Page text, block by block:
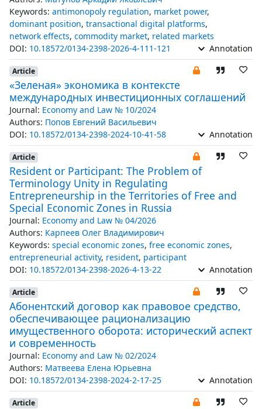
Keywords: antimonopoly regulation, market power,
dominant position, transactional digital platforms,
network effects, commodity market, related markets
DOI: 10.18572/0134-2398-2026-4-111-121 Annotation
Article
«Зеленая» экономика в контексте
международных инвестиционных соглашений
Journal: Economy and Law № 10/2024
Authors: Попов Евгений Васильевич
DOI: 10.18572/0134-2398-2024-10-41-58 Annotation
Article
Resident or Participant: The Problem of
Terminology Unity in Regulating
Entrepreneurship in the Territories of Free and
Special Economic Zones in Russia
Journal: Economy and Law № 04/2026
Authors: Карпеев Олег Владимирович
Keywords: special economic zones, free economic zones,
entrepreneurial activity, resident, participant
DOI: 10.18572/0134-2398-2026-4-13-22 Annotation
Article
Абонентский договор как правовое средство,
обеспечивающее рационализацию
имущественного оборота: исторический аспект
и современность
Journal: Economy and Law № 02/2024
Authors: Матвеева Елена Юрьевна
DOI: 10.18572/0134-2398-2024-2-17-25 Annotation
Article